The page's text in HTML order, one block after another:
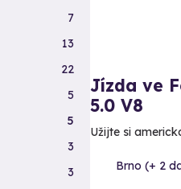
Jízda ve
5.0 V8
Užijte si
Brno (+ 2
7
13
22
5
5
3
3